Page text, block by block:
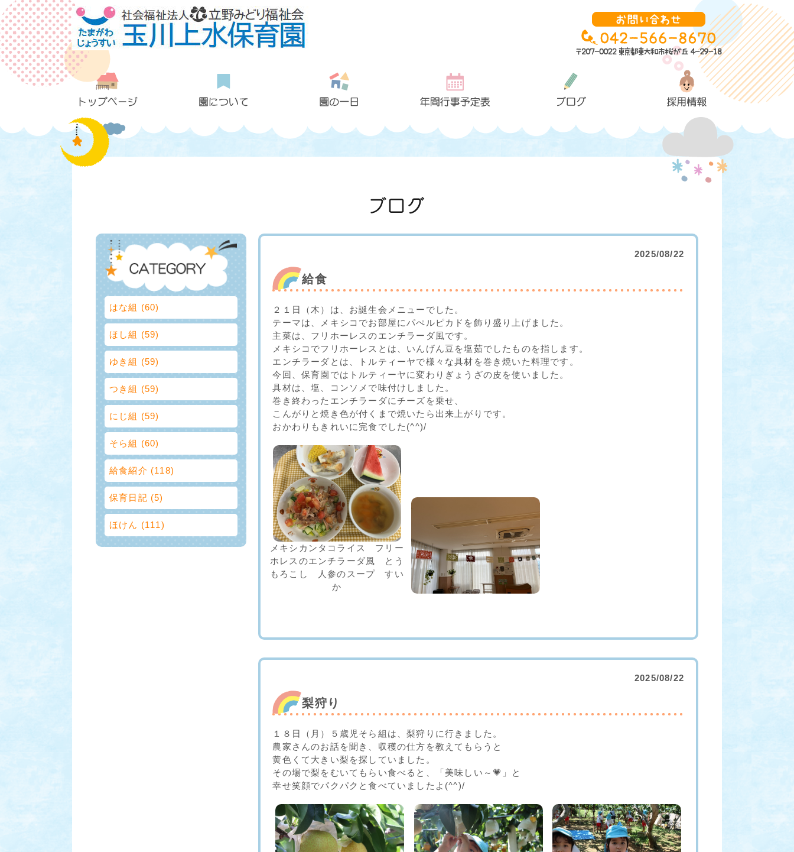
はな組 (60)
ほし組 (59)
ゆき組 (59)
つき組 (59)
にじ組 (59)
そら組 (60)
給食紹介 (118)
保育日記 (5)
ほけん (111)
2025/08/22
給食
２１日（木）は、お誕生会メニューでした。
テーマは、メキシコでお部屋にパぺルピカドを飾り盛り上げました。
主菜は、フリホーレスのエンチラーダ風です。
メキシコでフリホーレスとは、いんげん豆を塩茹でしたものを指します。
エンチラーダとは、トルティーヤで様々な具材を巻き焼いた料理です。
今回、保育園ではトルティーヤに変わりぎょうざの皮を使いました。
具材は、塩、コンソメで味付けしました。
巻き終わったエンチラーダにチーズを乗せ、
こんがりと焼き色が付くまで焼いたら出来上がりです。
おかわりもきれいに完食でした(^^)/
メキシカンタコライス フリー
ホレスのエンチラーダ風 とう
もろこし 人参のスープ すい
か
2025/08/22
梨狩り
１８日（月）５歳児そら組は、梨狩りに行きました。
農家さんのお話を聞き、収穫の仕方を教えてもらうと
黄色くて大きい梨を探していました。
その場で梨をむいてもらい食べると、「美味しい～💗」と
幸せ笑顔でパクパクと食べていましたよ(^^)/